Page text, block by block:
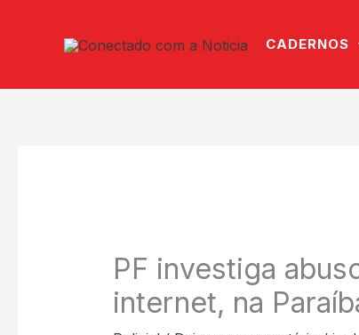
CADERNOS
PF investiga
internet, na